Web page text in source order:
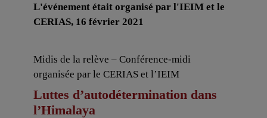
L'événement était organisé par l'IEIM et le
CERIAS, 16 février 2021
Midis de la relève – Conférence-midi
organisée par le CERIAS et l’IEIM
Luttes d’autodétermination dans
l’Himalaya